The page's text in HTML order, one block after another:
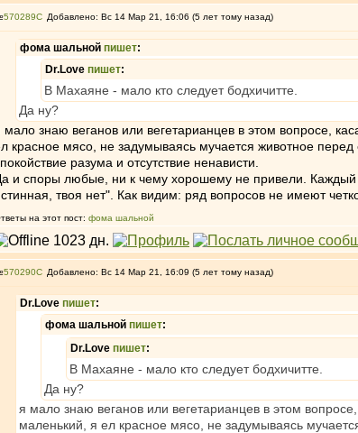
570289 Добавлено: Вс 14 Мар 21, 16:06 (5 лет тому назад)
фома шальной пишет:
Dr.Love пишет:
В Махаяне - мало кто следует бодхичитте.
Да ну?
мало знаю веганов или вегетарианцев в этом вопросе,
красное мясо, не задумываясь мучается животное
разума и отсутствие ненависти.
и споры любые, ни к чему хорошему не привели. Каждый
твоя нет". Как видим: ряд вопросов не имеют
на этот пост: фома шальной
570290 Добавлено: Вс 14 Мар 21, 16:09 (5 лет тому назад)
Dr.Love пишет:
фома шальной пишет:
Dr.Love пишет:
В Махаяне - мало кто следует бодхичитте.
Да ну?
я мало знаю веганов или вегетарианцев в этом
маленький, я ел красное мясо, не задумываясь